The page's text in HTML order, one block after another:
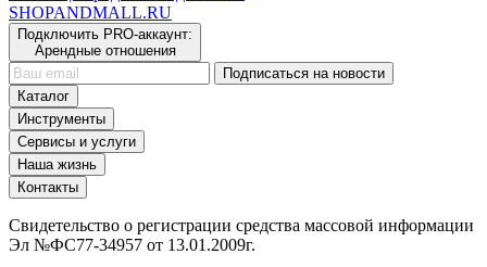
SHOPANDMALL.RU
Подключить PRO-аккаунт:
Арендные отношения
Подписаться на новости
Каталог
Инструменты
Сервисы и услуги
Наша жизнь
Контакты
Свидетельство о регистрации средства массовой информации
Эл №ФС77-34957 от 13.01.2009г.